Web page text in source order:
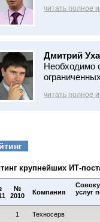
читать полное
Дмитрий
Необходимо
читать полное
крупнейших ИТ-
№
2010
Компания
услуг
1 Техносерв